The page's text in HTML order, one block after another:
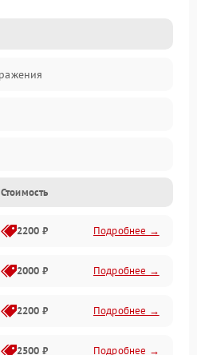
Стоимость
2200 ₽ Подробнее →
2000 ₽ Подробнее →
2200 ₽ Подробнее →
2500 ₽ Подробнее →